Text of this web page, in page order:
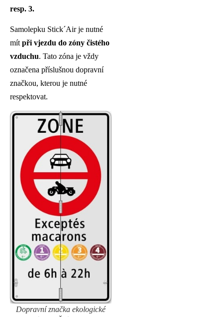
resp. 3.
Samolepku Stick´Air je nutné
mít při vjezdu do zóny čistého
vzduchu. Tato zóna je vždy
označena příslušnou dopravní
značkou, kterou je nutné
respektovat.
Dopravní značka ekologické